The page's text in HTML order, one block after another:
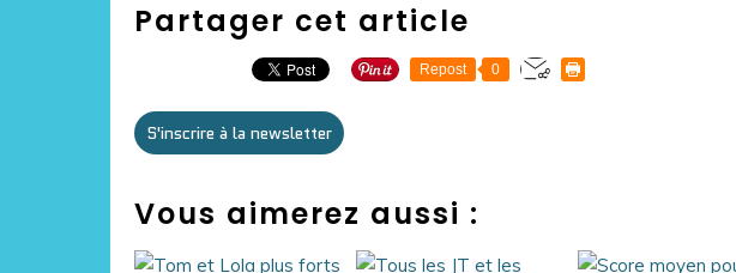
Partager cet article
Repost 0
S'inscrire à la newsletter
Vous aimerez aussi :